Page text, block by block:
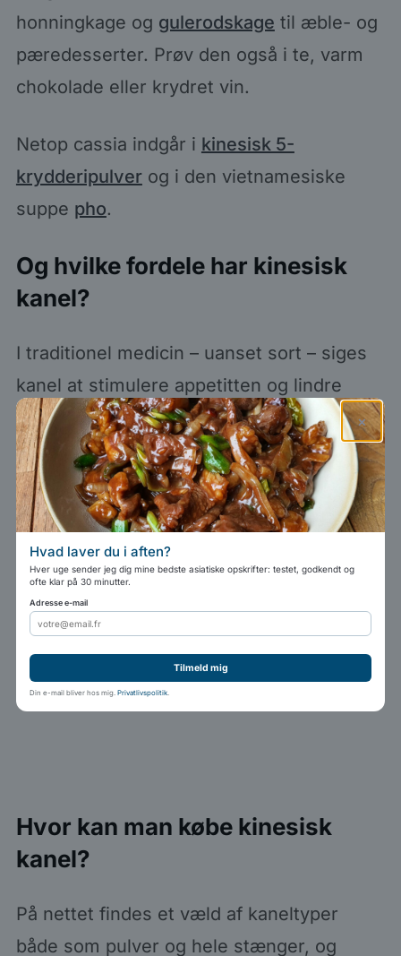
honningkage og gulerodskage til æble- og
pæredesserter. Prøv den også i te, varm
chokolade eller krydret vin.
Netop cassia indgår i kinesisk 5-
krydderipulverog i den vietnamesiske
suppe pho.
Og hvilke fordele har kinesisk
kanel?
I traditionel medicin – uanset sort – siges
kanel at stimulere appetitten og lindre
fordøjelsesbesvær. Den anvendes
desuden mod mave-tarm-infektioner og
virker både opkvikkende og styrkende,
fordi den øger blodgennemstrømningen.
Hvor kan man købe kinesisk
kanel?
På nettet findes et væld af kaneltyper
både som pulver og hele stænger, og
×
Hvad laver du i aften?
Hver uge sender jeg dig mine bedste asiatiske opskrifter: testet, godkendt og
ofte klar på 30 minutter.
Adresse e-mail
Tilmeld mig
Din e-mail bliver hos mig. Privatlivspolitik.